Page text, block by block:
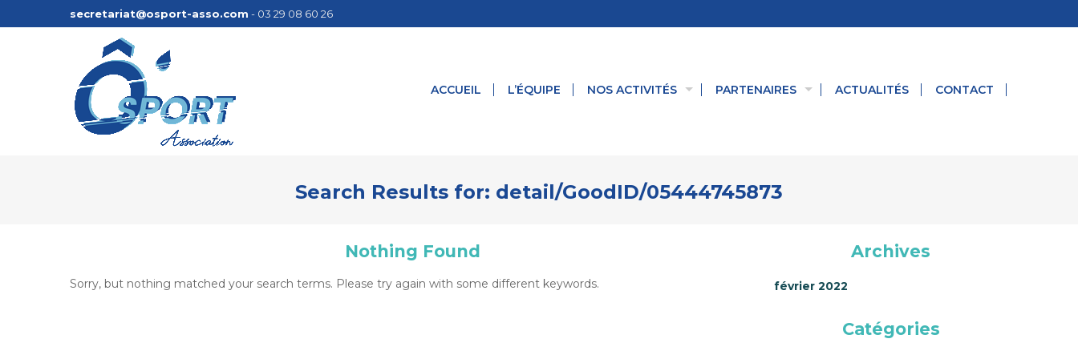
secretariat@osport-asso.com - 03 29 08 60 26
ACCUEIL L’ÉQUIPE NOS ACTIVITÉS PARTENAIRES ACTUALITÉS CONTACT
Search Results for: detail/GoodID/05444745873
Nothing Found
Sorry, but nothing matched your search terms. Please try again with some different keywords.
Archives
février 2022
Catégories